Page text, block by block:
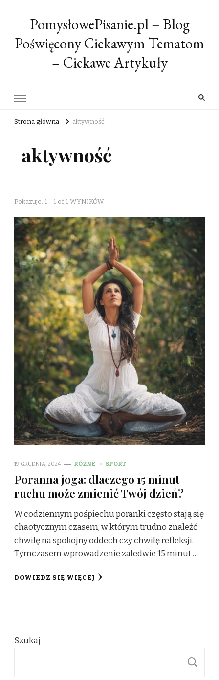
PomysłowePisanie.pl – Blog
Poświęcony Ciekawym Tematom
– Ciekawe Artykuły
Strona główna aktywność
aktywność
Pokazuje: 1 - 1 of 1 WYNIKÓW
19 GRUDNIA, 2024 RÓŻNE SPORT
Poranna joga: dlaczego 15 minut
ruchu może zmienić Twój dzień?
W codziennym pośpiechu poranki często stają się
chaotycznym czasem, w którym trudno znaleźć
chwilę na spokojny oddech czy chwilę refleksji.
Tymczasem wprowadzenie zaledwie 15 minut …
DOWIEDZ SIĘ WIĘCEJ
Szukaj